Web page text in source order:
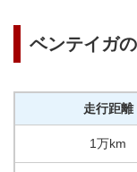
ベンテイガ
走行距離
1万km